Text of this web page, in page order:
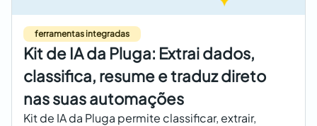
ferramentas integradas
Kit de IA da Pluga: Extrai dados,
classifica, resume e traduz direto
nas suas automações
Kit de IA da Pluga permite classificar, extrair,